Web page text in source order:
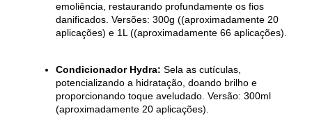
emoliência, restaurando profundamente os fios
danificados. Versões: 300g ((aproximadamente 20
aplicações) e 1L ((aproximadamente 66 aplicações).
Condicionador Hydra: Sela as cutículas,
potencializando a hidratação, doando brilho e
proporcionando toque aveludado. Versão: 300ml
(aproximadamente 20 aplicações).